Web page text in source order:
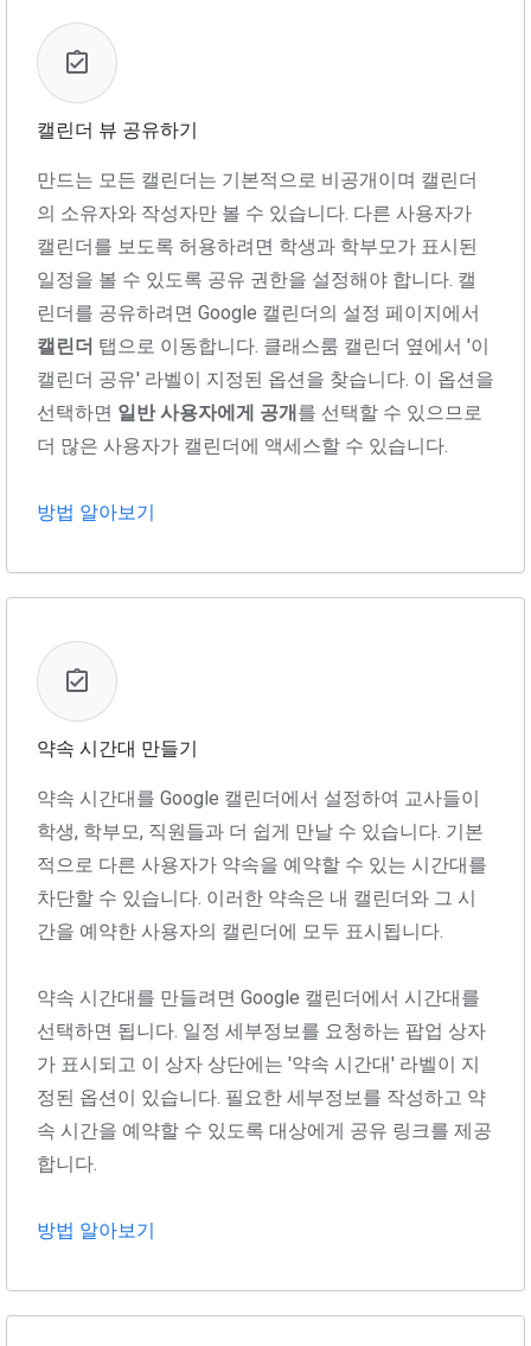
캘린더 뷰 공유하기
만드는 모든 캘린더는 기본적으로 비공개이며 캘린더
의 소유자와 작성자만 볼 수 있습니다. 다른 사용자가
캘린더를 보도록 허용하려면 학생과 학부모가 표시된
일정을 볼 수 있도록 공유 권한을 설정해야 합니다. 캘
린더를 공유하려면 Google 캘린더의 설정 페이지에서
캘린더 탭으로 이동합니다. 클래스룸 캘린더 옆에서 '이
캘린더 공유' 라벨이 지정된 옵션을 찾습니다. 이 옵션을
선택하면 일반 사용자에게 공개를 선택할 수 있으므로
더 많은 사용자가 캘린더에 액세스할 수 있습니다.
방법 알아보기
약속 시간대 만들기
약속 시간대를 Google 캘린더에서 설정하여 교사들이
학생, 학부모, 직원들과 더 쉽게 만날 수 있습니다. 기본
적으로 다른 사용자가 약속을 예약할 수 있는 시간대를
차단할 수 있습니다. 이러한 약속은 내 캘린더와 그 시
간을 예약한 사용자의 캘린더에 모두 표시됩니다.
약속 시간대를 만들려면 Google 캘린더에서 시간대를
선택하면 됩니다. 일정 세부정보를 요청하는 팝업 상자
가 표시되고 이 상자 상단에는 '약속 시간대' 라벨이 지
정된 옵션이 있습니다. 필요한 세부정보를 작성하고 약
속 시간을 예약할 수 있도록 대상에게 공유 링크를 제공
합니다.
방법 알아보기